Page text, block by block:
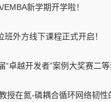
EMBA新学期开学啦！
外方线下课程正式开启！
“卓越开发者”案例大奖赛二
授在氮-磷耦合循环网络韧性